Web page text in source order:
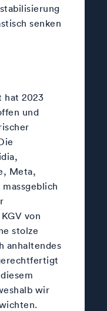
senken
hat 2023
und
Meta,
von
stolze
anhaltendes
wir